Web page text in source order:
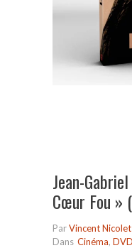
Jean-
Cœur Fou »
ParVincent Nicolet
Dans Cinéma,